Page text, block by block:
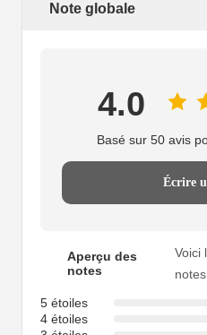
Note globale
4.0
Basé sur 50 avis
Écrire
Aperçu des
notes
Voici
notes
5 étoiles
4 étoiles